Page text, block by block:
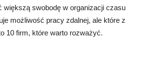
większą swobodę w organizacji czasu
możliwość pracy zdalnej, ale które z
10 firm, które warto rozważyć.